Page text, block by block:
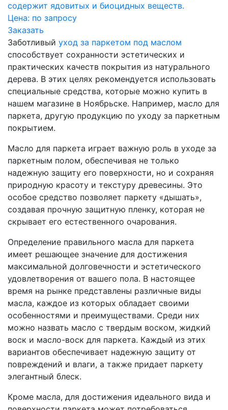
содержит ядовитых и биоцидных веществ.
Цена: по запросу
Заказать
Заботливый уход за паркетом под маслом
способствует сохранности эстетических и
практических качеств покрытия из натурального
дерева. В этих целях рекомендуется использовать
специальные средства, которые можно купить в
нашем магазине в Ноябрьске. Например, масло для
паркета, другую продукцию по уходу за паркетным
покрытием.
Масло для паркета играет важную роль в уходе за
паркетным полом, обеспечивая не только
надежную защиту его поверхности, но и сохраняя
природную красоту и текстуру древесины. Это
особое средство позволяет паркету «дышать»,
создавая прочную защитную пленку, которая не
скрывает его естественного очарования.
Определение правильного масла для паркета
имеет решающее значение для достижения
максимальной долговечности и эстетического
удовлетворения от вашего пола. В настоящее
время на рынке представлены различные виды
масла, каждое из которых обладает своими
особенностями и преимуществами. Среди них
можно назвать масло с твердым воском, жидкий
воск и масло-воск для паркета. Каждый из этих
вариантов обеспечивает надежную защиту от
повреждений и влаги, а также придает паркету
элегантный блеск.
Кроме масла, для достижения идеального вида и